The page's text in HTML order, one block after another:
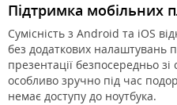
Підтримка мобільних
Сумісність з Android та iOS
без додаткових налаштувань
презентації безпосередньо
особливо зручно під час
немає доступу до ноутбука.